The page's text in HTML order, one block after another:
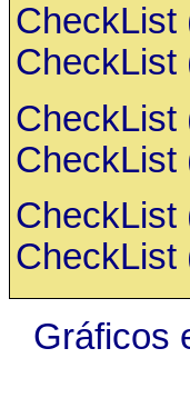
CheckList
CheckList
CheckList
CheckList
CheckList
CheckList
Gráficos